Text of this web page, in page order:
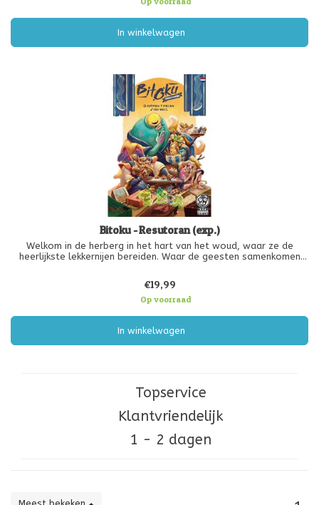
In winkelwagen
Bitoku - Resutoran (exp.)
Welkom in de herberg in het hart van het woud, waar ze de
heerlijkste lekkernijen bereiden. Waar de geesten samenkomen
De herberg in het hart van het woud biedt
€19,99
Op voorraad
In winkelwagen
Topservice
Klantvriendelijk
1 - 2 dagen